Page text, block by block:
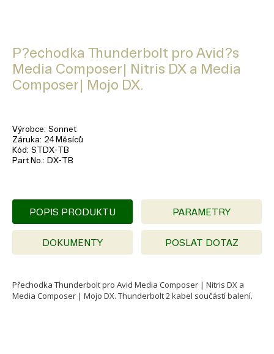
P?echodka Thunderbolt pro Avid?s
Media Composer| Nitris DX a Media
Composer| Mojo DX.
Výrobce Sonnet
Záruka 24 Měsíců
Kód STDX-TB
Part No.
DX-TB
POPIS PRODUKTU PARAMETRY
DOKUMENTY POSLAT DOTAZ
Přechodka Thunderbolt pro Avid Media Composer | Nitris DX a
Media Composer | Mojo DX. Thunderbolt 2 kabel součástí balení.